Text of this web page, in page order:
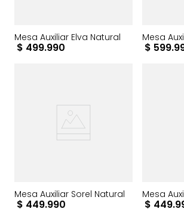
Mesa Auxiliar Elva Natural
$ 499.990
Mesa
$ 599.
Mesa Auxiliar Sorel Natural
$ 449.990
Mesa
$ 449.